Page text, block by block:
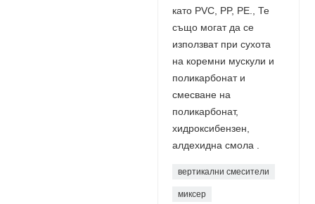
като PVC, PP, PE., Те
също могат да се
използват при сухота
на коремни мускули и
поликарбонат и
смесване на
поликарбонат,
хидроксибензен,
алдехидна смола .
вертикални смесители
миксер